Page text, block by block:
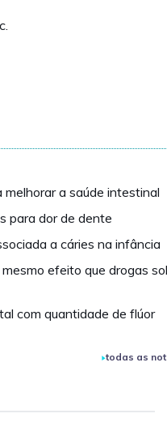
a saúde intestinal
para dor de dente
a cáries na infância
efeito que drogas
com quantidade de flúor
todas as